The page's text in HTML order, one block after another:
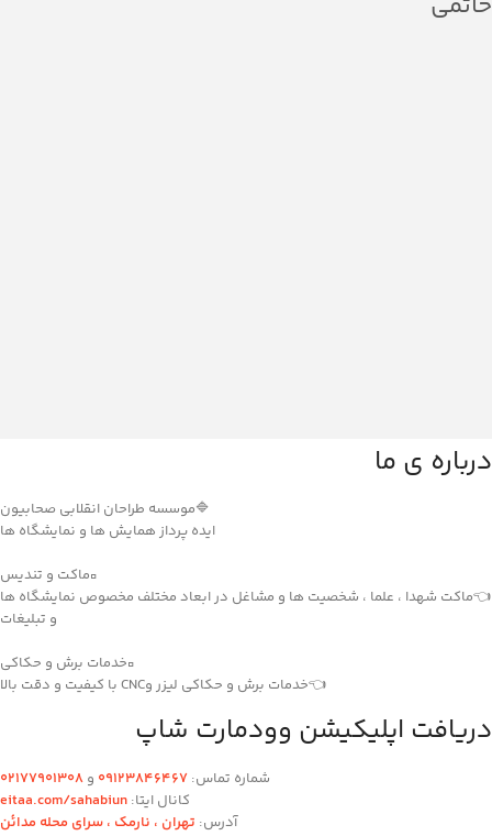
درباره ی ما
🔷موسسه طراحان انقلابی صحابیون
ایده پرداز همایش ها و نمایشگاه ها
▫️ماکت و تندیس
👈ماکت شهدا ، علما ، شخصیت ها و مشاغل در ابعاد مختلف مخصوص نمایشگاه ها
و تبلیغات
▫️خدمات برش و حکاکی
👈خدمات برش و حکاکی لیزر وCNC با کیفیت و دقت بالا
دریافت اپلیکیشن وودمارت شاپ
شماره تماس: ۰۹۱۲۳846467 و ۰2۱77901308
کانال ایتا: eitaa.com/sahabiun
آدرس: تهران ،‌ نارمک ، سرای محله مدائن